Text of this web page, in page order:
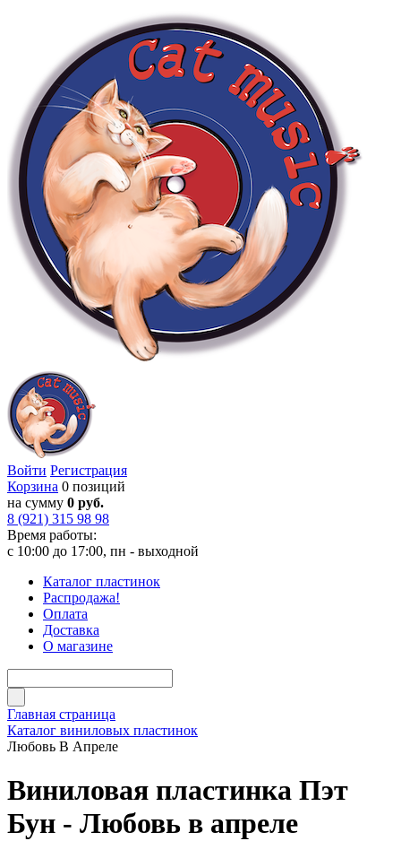
Войти Регистрация
Корзина 0 позиций
на сумму 0 руб.
8 (921) 315 98 98
Время работы:
с 10:00 до 17:00, пн - выходной
Каталог пластинок
Распродажа!
Оплата
Доставка
О магазине
Главная страница
Каталог виниловых пластинок
Любовь В Апреле
Виниловая пластинка Пэт
Бун - Любовь в апреле